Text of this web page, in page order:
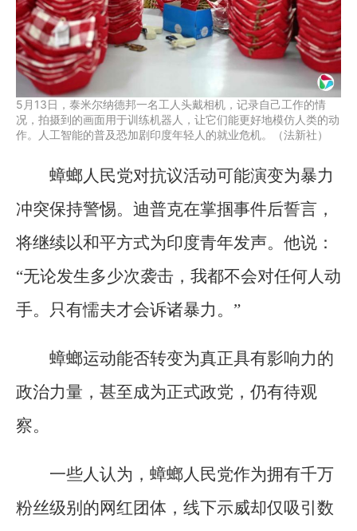
5月13日，泰米尔纳德邦一名工人头戴相机，记录自己工作的情
况，拍摄到的画面用于训练机器人，让它们能更好地模仿人类的动
作。人工智能的普及恐加剧印度年轻人的就业危机。（法新社）
蟑螂人民党对抗议活动可能演变为暴力
冲突保持警惕。迪普克在掌掴事件后誓言，
将继续以和平方式为印度青年发声。他说：
“无论发生多少次袭击，我都不会对任何人动
手。只有懦夫才会诉诸暴力。”
蟑螂运动能否转变为真正具有影响力的
政治力量，甚至成为正式政党，仍有待观
察。
一些人认为，蟑螂人民党作为拥有千万
粉丝级别的网红团体，线下示威却仅吸引数